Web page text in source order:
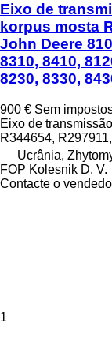
Eixo de
korpus mosta
John Deere
8310, 8410,
8230, 8330,
900 € Sem
Eixo de transmissão
R344654,
Ucrânia,
FOP Kolesnik D. V.
Contacte o
1